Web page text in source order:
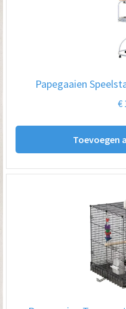
Papegaaien
€
Toevoegen